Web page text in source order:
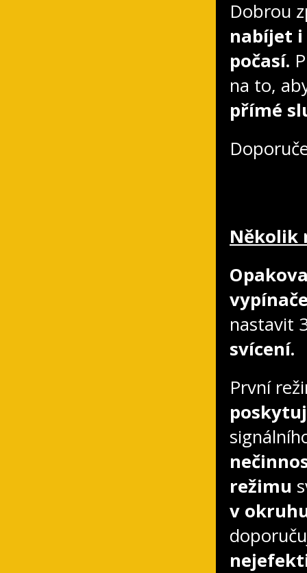
Dobrou
nabíjet i
počasí.
na to,
přímé
Několik
nastavit
svícení.
První
režimu
v